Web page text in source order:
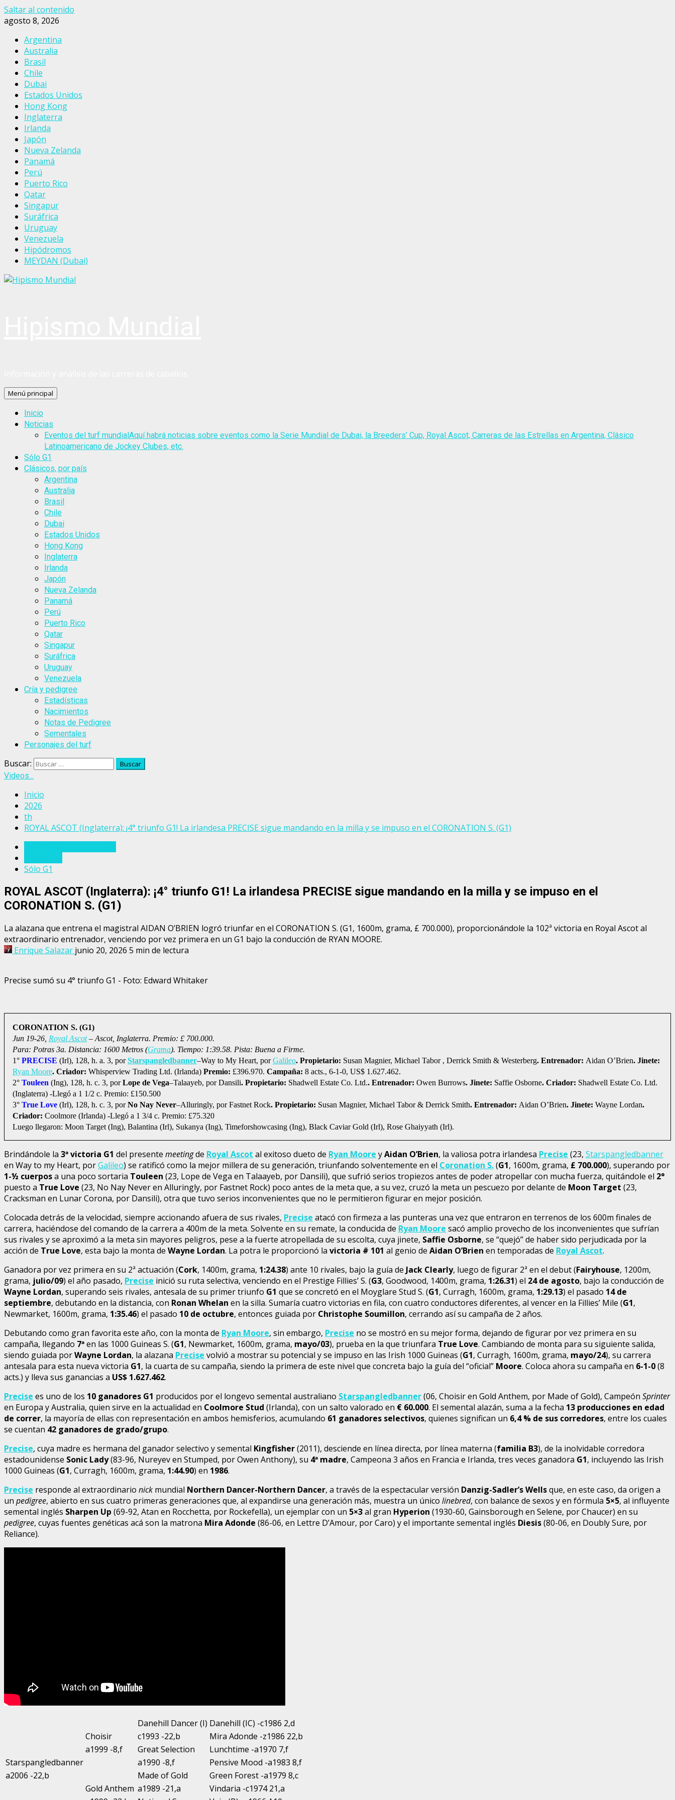
Saltar al contenido
agosto 8, 2026
Argentina
Australia
Brasil
Chile
Dubai
Estados Unidos
Hong Kong
Inglaterra
Irlanda
Japón
Nueva Zelanda
Panamá
Perú
Puerto Rico
Qatar
Singapur
Suráfrica
Uruguay
Venezuela
Hipódromos
MEYDAN (Dubai)
Menú principal
Inicio
Noticias
Eventos del turf mundialAquí habrá noticias sobre eventos como la Serie Mundial de Dubai, la Breeders’ Cup, Royal Ascot, Carreras de las Estrellas en Argentina, Clásico
Latinoamericano de Jockey Clubes, etc.
Sólo G1
Clásicos, por país
Argentina
Australia
Brasil
Chile
Dubai
Estados Unidos
Hong Kong
Inglaterra
Irlanda
Japón
Nueva Zelanda
Panamá
Perú
Puerto Rico
Qatar
Singapur
Suráfrica
Uruguay
Venezuela
Cría y pedigree
Estadísticas
Nacimientos
Notas de Pedigree
Sementales
Personajes del turf
Buscar:
Videos...
Inicio
2026
th
ROYAL ASCOT (Inglaterra): ¡4° triunfo G1! La irlandesa PRECISE sigue mandando en la milla y se impuso en el CORONATION S. (G1)
Sólo G1
ROYAL ASCOT (Inglaterra): ¡4° triunfo G1! La irlandesa PRECISE sigue mandando en la milla y se impuso en el
CORONATION S. (G1)
La alazana que entrena el magistral AIDAN O’BRIEN logró triunfar en el CORONATION S. (G1, 1600m, grama, £ 700.000), proporcionándole la 102ª victoria en Royal Ascot al
extraordinario entrenador, venciendo por vez primera en un G1 bajo la conducción de RYAN MOORE.
Enrique Salazar junio 20, 2026 5 min de lectura
Precise sumó su 4° triunfo G1 - Foto: Edward Whitaker
CORONATION S. (G1)
Jun 19-26, Royal Ascot– Ascot, Inglaterra. Premio: £ 700.000.
Para: Potras 3a. Distancia: 1600 Metros (Grama). Tiempo: 1:39.58. Pista: Buena a Firme.
1° PRECISE (Irl), 128, h. a. 3, porStarspangledbanner–Way to My Heart, porGalileo. Propietario: Susan Magnier, Michael Tabor , Derrick Smith & Westerberg. Entrenador: Aidan O’Brien. Jinete:
Ryan Moore. Criador: Whisperview Trading Ltd. (Irlanda) Premio: £396.970. Campaña: 8 acts., 6-1-0, US$ 1.627.462.
2° Touleen (Ing), 128, h. c. 3, porLope de Vega–Talaayeb, por Dansili. Propietario: Shadwell Estate Co. Ltd.. Entrenador: Owen Burrows. Jinete: Saffie Osborne. Criador: Shadwell Estate Co. Ltd.
(Inglaterra) -Llegó a 1 1/2 c. Premio: £150.500
3° True Love (Irl), 128, h. c. 3, porNo Nay Never–Alluringly, por Fastnet Rock. Propietario: Susan Magnier, Michael Tabor & Derrick Smith. Entrenador: Aidan O’Brien. Jinete: Wayne Lordan.
Criador: Coolmore (Irlanda) -Llegó a 1 3/4 c. Premio: £75.320
Luego llegaron: Moon Target (Ing), Balantina (Irl), Sukanya (Ing), Timeforshowcasing (Ing), Black Caviar Gold (Irl), Rose Ghaiyyath (Irl).
Brindándole la 3ª victoria G1 del presente meetingde Royal Ascot al exitoso dueto de Ryan Moore yAidan O’Brien, la valiosa potra irlandesa Precise (23, Starspangledbanner
en Way to my Heart, porGalileo) se ratificó como la mejor millera de su generación, triunfando solventemente en el Coronation S.(G1, 1600m, grama, £ 700.000), superando por
1-½ cuerposa una poco sortaria Touleen (23, Lope de Vega en Talaayeb, por Dansili), que sufrió serios tropiezos antes de poder atropellar con mucha fuerza, quitándole el 2°
puesto a True Love (23, No Nay Never en Alluringly, por Fastnet Rock) poco antes de la meta que, a su vez, cruzó la meta un pescuezo por delante de Moon Target (23,
Cracksman en Lunar Corona, por Dansili), otra que tuvo serios inconvenientes que no le permitieron figurar en mejor posición.
Colocada detrás de la velocidad, siempre accionando afuera de sus rivales, Precise atacó con firmeza a las punteras una vez que entraron en terrenos de los 600m finales de
carrera, haciéndose del comando de la carrera a 400m de la meta. Solvente en su remate, la conducida de Ryan Moore sacó amplio provecho de los inconvenientes que sufrían
sus rivales y se aproximó a la meta sin mayores peligros, pese a la fuerte atropellada de su escolta, cuya jinete, Saffie Osborne, se “quejó” de haber sido perjudicada por la
acción de True Love, esta bajo la monta de Wayne Lordan. La potra le proporcionó la victoria # 101 al genio de Aidan O’Brien en temporadas de Royal Ascot.
Ganadora por vez primera en su 2ª actuación (Cork, 1400m, grama, 1:24.38) ante 10 rivales, bajo la guía de Jack Clearly, luego de figurar 2ª en el debut (Fairyhouse, 1200m,
grama, julio/09) el año pasado, Precise inició su ruta selectiva, venciendo en el Prestige Fillies’ S. (G3, Goodwood, 1400m, grama, 1:26.31) el 24 de agosto, bajo la conducción de
Wayne Lordan, superando seis rivales, antesala de su primer triunfo G1 que se concretó en el Moyglare Stud S. (G1, Curragh, 1600m, grama, 1:29.13) el pasado 14 de
septiembre, debutando en la distancia, con Ronan Whelan en la silla. Sumaría cuatro victorias en fila, con cuatro conductores diferentes, al vencer en la Fillies’ Mile (G1,
Newmarket, 1600m, grama, 1:35.46) el pasado 10 de octubre, entonces guiada por Christophe Soumillon, cerrando así su campaña de 2 años.
Debutando como gran favorita este año, con la monta de Ryan Moore, sin embargo, Precise no se mostró en su mejor forma, dejando de figurar por vez primera en su
campaña, llegando 7ªen las 1000 Guineas S. (G1, Newmarket, 1600m, grama, mayo/03), prueba en la que triunfara True Love. Cambiando de monta para su siguiente salida,
siendo guiada porWayne Lordan, la alazana Precise volvió a mostrar su potencial y se impuso en las Irish 1000 Guineas (G1, Curragh, 1600m, grama, mayo/24), su carrera
antesala para esta nueva victoria G1, la cuarta de su campaña, siendo la primera de este nivel que concreta bajo la guía del “oficial” Moore. Coloca ahora su campaña en 6-1-0(8
acts.) y lleva sus ganancias a US$ 1.627.462.
Precise es uno de los 10 ganadores G1 producidos por el longevo semental australiano Starspangledbanner(06, Choisir en Gold Anthem, por Made of Gold), Campeón Sprinter
en Europa y Australia, quien sirve en la actualidad en Coolmore Stud (Irlanda), con un salto valorado en € 60.000. El semental alazán, suma a la fecha 13 producciones en edad
de correr, la mayoría de ellas con representación en ambos hemisferios, acumulando 61 ganadores selectivos, quienes significan un 6,4 % de sus corredores, entre los cuales
se cuentan 42 ganadores de grado/grupo.
Precise, cuya madre es hermana del ganador selectivo y semental Kingfisher(2011), desciende en línea directa, por línea materna (familia B3), de la inolvidable corredora
estadounidense Sonic Lady(83-96, Nureyev en Stumped, por Owen Anthony), su 4ª madre, Campeona 3 años en Francia e Irlanda, tres veces ganadora G1, incluyendo las Irish
1000 Guineas (G1, Curragh, 1600m, grama, 1:44.90) en 1986.
Precise responde al extraordinario nick mundial Northern Dancer-Northern Dancer, a través de la espectacular versión Danzig-Sadler’s Wellsque, en este caso, da origen a
un pedigree, abierto en sus cuatro primeras generaciones que, al expandirse una generación más, muestra un único linebred, con balance de sexos y en fórmula 5×5, al influyente
semental inglés Sharpen Up (69-92, Atan en Rocchetta, por Rockefella), un ejemplar con un 5×3al gran Hyperion (1930-60, Gainsborough en Selene, por Chaucer) en su
pedigree, cuyas fuentes genéticas acá son la matrona Mira Adonde (86-06, en Lettre D’Amour, por Caro) y el importante semental inglés Diesis(80-06, en Doubly Sure, por
Reliance).
Danehill Dancer (I) Danehill (IC) -c1986 2,d
Choisir
c1993 -22,b
Mira Adonde -z1986 22,b
a1999 -8,f
Great Selection
Lunchtime -a1970 7,f
Starspangledbanner
a1990 -8,f
Pensive Mood -a1983 8,f
a2006 -22,b
Made of Gold
Green Forest -a1979 8,c
Gold Anthem a1989 -21,a
Vindaria -c1974 21,a